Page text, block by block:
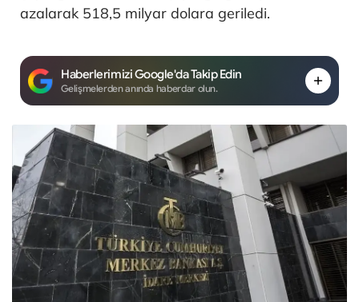
azalarak 518,5 milyar dolara geriledi.
Haberlerimizi Google'da Takip Edin
Gelişmelerden anında haberdar olun.